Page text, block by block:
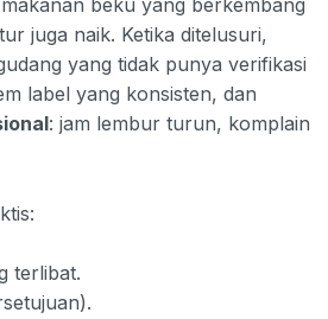
juga naik. Ketika ditelusuri,
yang tidak punya verifikasi
label yang konsisten, dan
: jam lembur turun, komplain
terlibat.